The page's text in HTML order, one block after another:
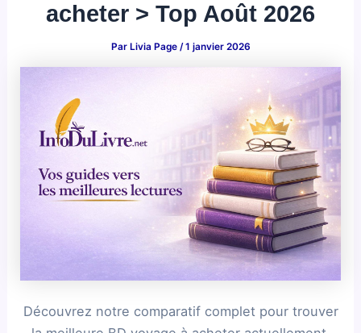
acheter > Top Août 2026
Par Livia Page /1 janvier 2026
Découvrez notre comparatif complet pour trouver